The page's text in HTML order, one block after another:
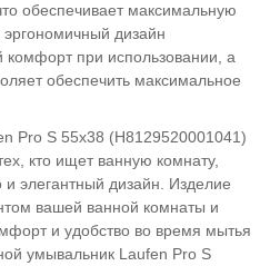
обеспечивает максимальную
эргономичный дизайн
при использовании, а
обеспечить максимальное
Pro S 55x38 (H8129520001041)
кто ищет ванную комнату,
элегантный дизайн. Изделие
вашей ванной комнаты и
и удобство во время мытья
умывальник Laufen Pro S